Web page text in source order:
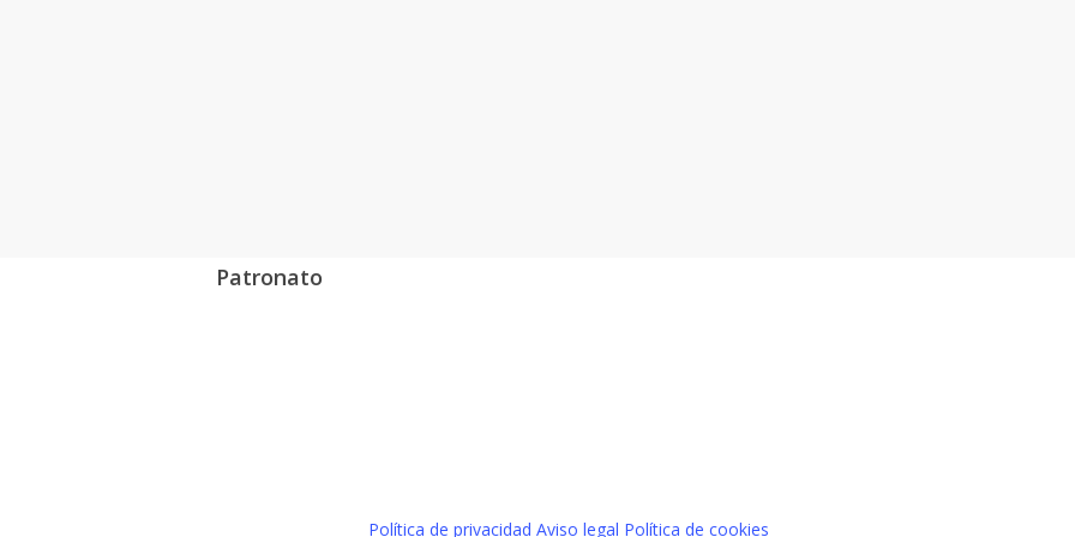
Patronato
Política de privacidad Aviso legal Política de cookies